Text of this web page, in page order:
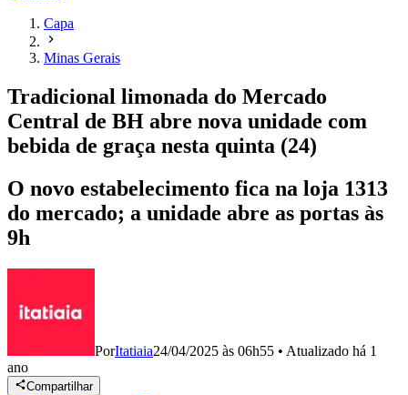
Capa
Minas Gerais
Tradicional limonada do Mercado
Central de BH abre nova unidade com
bebida de graça nesta quinta (24)
O novo estabelecimento fica na loja 1313
do mercado; a unidade abre as portas às
9h
PorItatiaia24/04/2025 às 06h55 • Atualizado há 1
ano
Compartilhar